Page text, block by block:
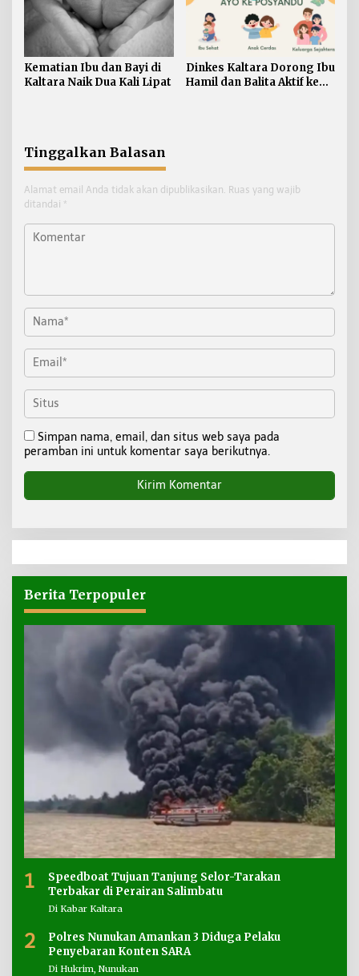
Kematian Ibu dan Bayi di
Kaltara Naik Dua Kali Lipat
Dinkes Kaltara Dorong Ibu
Hamil dan Balita Aktif ke
Tinggalkan Balasan
Alamat email Anda tidak akan dipublikasikan. Ruas yang wajib
ditandai *
Simpan nama, email, dan situs web saya pada
peramban ini untuk komentar saya berikutnya.
Berita Terpopuler
1
Speedboat Tujuan Tanjung Selor-Tarakan
Terbakar di Perairan Salimbatu
Di Kabar Kaltara
2
Polres Nunukan Amankan 3 Diduga Pelaku
Penyebaran Konten SARA
Di Hukrim, Nunukan